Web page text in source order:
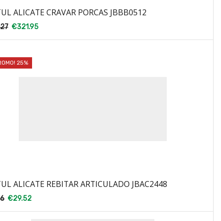
ALICATE CRAVAR PORCAS JBBB0512
€321.95
25%
ALICATE REBITAR ARTICULADO JBAC2448
€29.52